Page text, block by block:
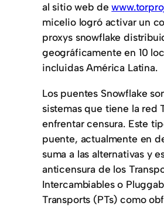
al sitio web de
micelio logró activar un
proxys snowflake
geográficamente en 10
incluidas América Latina.
Los puentes Snowflake
sistemas que tiene la red
enfrentar censura. Este
puente, actualmente en
suma a las alternativas y
anticensura de los
Intercambiables o
Transports (PTs) como